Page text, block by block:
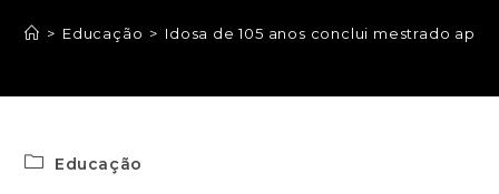
> Educação > Idosa de 105 anos conclui mestrado
Educação